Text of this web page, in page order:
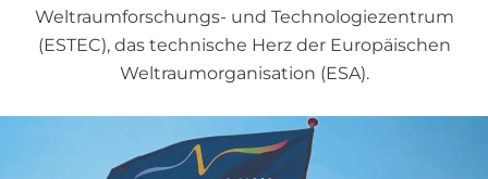
Weltraumforschungs- und Technologiezentrum
(ESTEC), das technische Herz der Europäischen
Weltraumorganisation (ESA).